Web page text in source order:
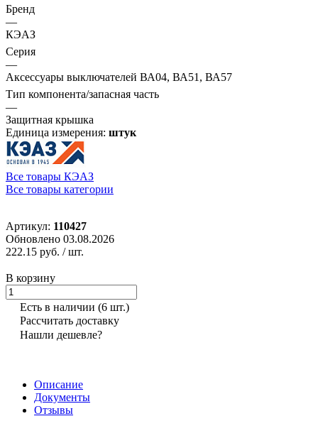
Бренд
—
КЭАЗ
Серия
—
Аксессуары выключателей ВА04, ВА51, ВА57
Тип компонента/запасная часть
—
Защитная крышка
Единица измерения: штук
Все товары КЭАЗ
Все товары категории
Артикул: 110427
Обновлено 03.08.2026
222.15 руб. / шт.
В корзину
Есть в наличии (6 шт.)
Рассчитать доставку
Нашли дешевле?
Описание
Документы
Отзывы